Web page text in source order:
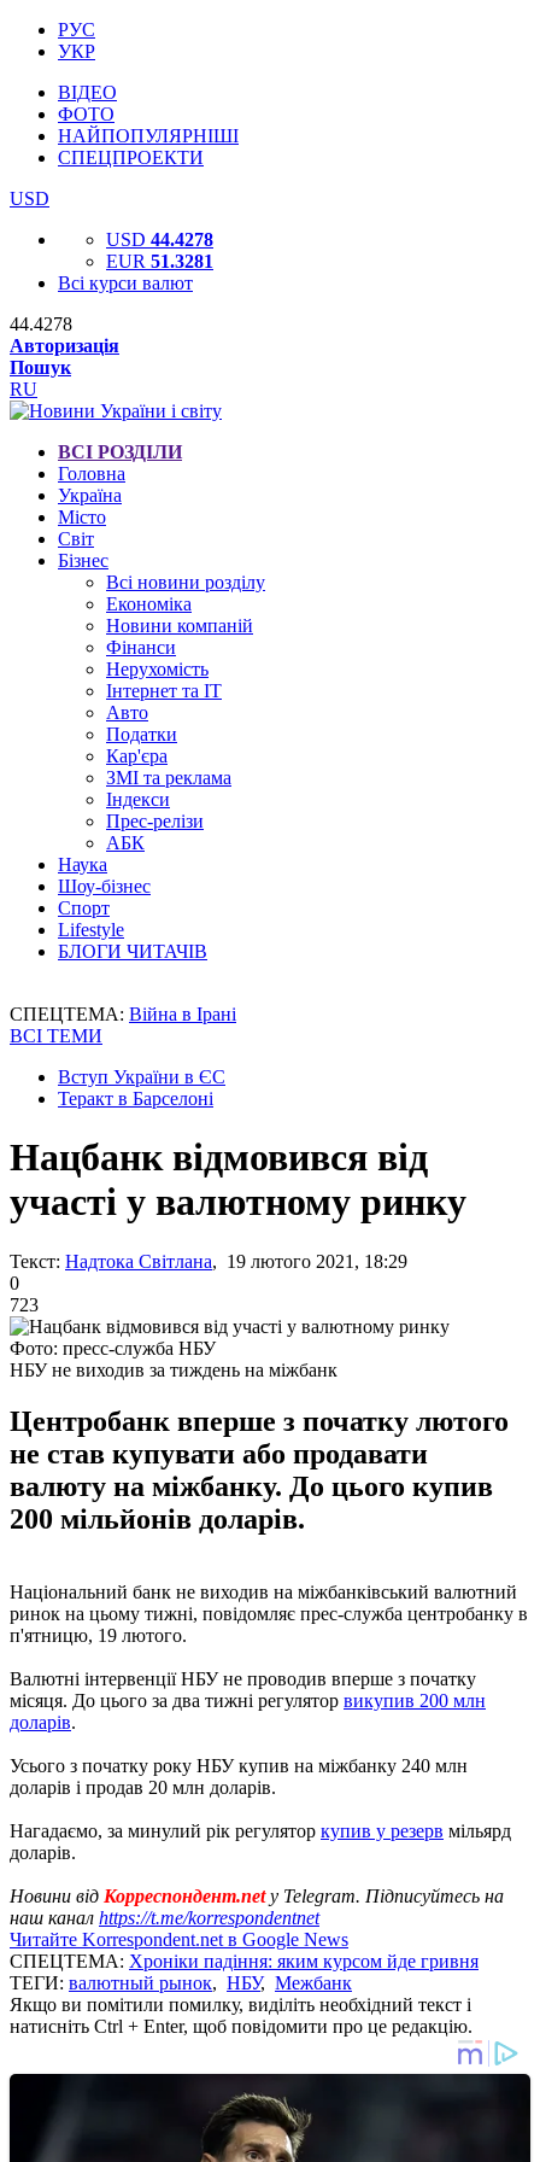
РУС
УКР
ВІДЕО
ФОТО
НАЙПОПУЛЯРНІШІ
СПЕЦПРОЕКТИ
USD
USD 44.4278
EUR 51.3281
Всі курси валют
44.4278
Авторизація
Пошук
RU
ВСІ РОЗДІЛИ
Головна
Україна
Місто
Світ
Бізнес
Всі новини розділу
Економіка
Новини компаній
Фінанси
Нерухомість
Інтернет та IT
Авто
Податки
Кар'єра
ЗМІ та реклама
Індекси
Прес-релізи
АБК
Наука
Шоу-бізнес
Спорт
Lifestyle
БЛОГИ ЧИТАЧІВ
СПЕЦТЕМА: Війна в Ірані
ВСІ ТЕМИ
Вступ України в ЄС
Теракт в Барселоні
Нацбанк відмовився від
участі у валютному ринку
Текст: Надтока Світлана, 19 лютого 2021, 18:29
0
723
Фото: пресс-служба НБУ
НБУ не виходив за тиждень на міжбанк
Центробанк вперше з початку лютого
не став купувати або продавати
валюту на міжбанку. До цього купив
200 мільйонів доларів.
Національний банк не виходив на міжбанківський валютний
ринок на цьому тижні, повідомляє прес-служба центробанку в
п'ятницю, 19 лютого.
Валютні інтервенції НБУ не проводив вперше з початку
місяця. До цього за два тижні регулятор викупив 200 млн
доларів.
Усього з початку року НБУ купив на міжбанку 240 млн
доларів і продав 20 млн доларів.
Нагадаємо, за минулий рік регулятор купив у резерв мільярд
доларів.
Новини від Корреспондент.netу Telegram. Підписуйтесь на
наш канал https://t.me/korrespondentnet
Читайте Korrespondent.net в Google News
СПЕЦТЕМА: Хроніки падіння: яким курсом йде гривня
ТЕГИ: валютный рынок, НБУ, Межбанк
Якщо ви помітили помилку, виділіть необхідний текст і
натисніть Ctrl + Enter, щоб повідомити про це редакцію.